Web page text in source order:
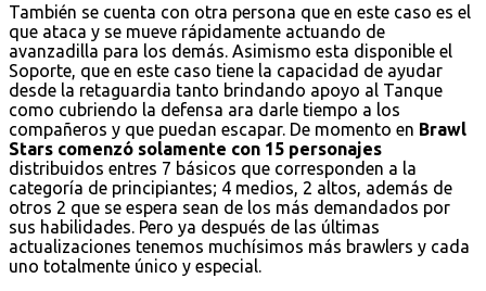
También se cuenta con otra persona que en este caso es el
que ataca y se mueve rápidamente actuando de
avanzadilla para los demás. Asimismo esta disponible el
Soporte, que en este caso tiene la capacidad de ayudar
desde la retaguardia tanto brindando apoyo al Tanque
como cubriendo la defensa ara darle tiempo a los
compañeros y que puedan escapar. De momento en Brawl
Stars comenzó solamente con 15 personajes
distribuidos entres 7 básicos que corresponden a la
categoría de principiantes; 4 medios, 2 altos, además de
otros 2 que se espera sean de los más demandados por
sus habilidades. Pero ya después de las últimas
actualizaciones tenemos muchísimos más brawlers y cada
uno totalmente único y especial.